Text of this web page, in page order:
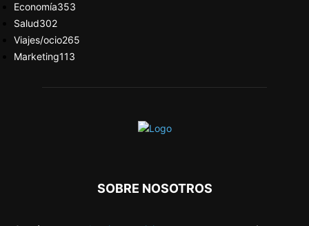
Economía353
Salud302
Viajes/ocio265
Marketing113
SOBRE NOSOTROS